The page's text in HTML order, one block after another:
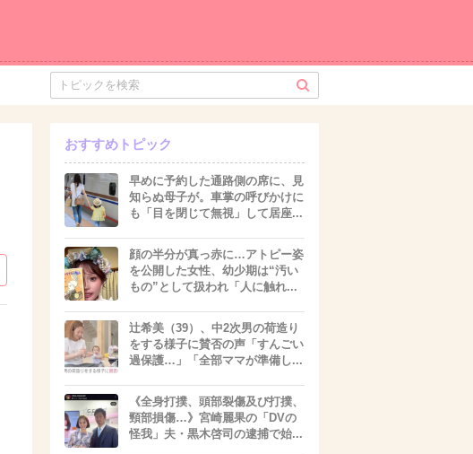
おすすめトピック
早めに予約した通路側の席に、見
知らぬ母子が。車掌の呼びかけに
も「目を閉じて無視」して居座...
顔の半分が真っ赤に…アトピー姿
を公開した女性、幼少期は“汚い
もの”として扱われ「人に触れ...
辻希美（39）、中2次男の荷造り
をする様子に賛否の声「すんごい
過保護…」「全部ママが準備し...
《全身打撲、頭部裂傷及び打撲、
頸部損傷…》宮崎麗果の「DVの
怪我」夫・黒木啓司の逮捕で始...